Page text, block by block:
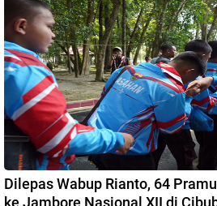
Dilepas Wabup Rianto, 64
ke Jambore Nasional XII di